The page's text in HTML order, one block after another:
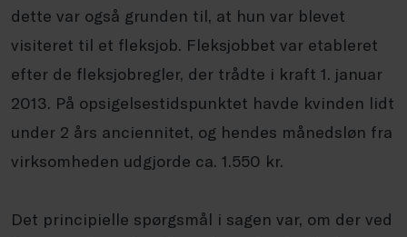
dette var også grunden til, at hun var blevet
visiteret til et fleksjob. Fleksjobbet var etableret
efter de fleksjobregler, der trådte i kraft 1. januar
2013. På opsigelsestidspunktet havde kvinden lidt
under 2 års anciennitet, og hendes månedsløn fra
virksomheden udgjorde ca. 1.550 kr.
Det principielle spørgsmål i sagen var, om der ved